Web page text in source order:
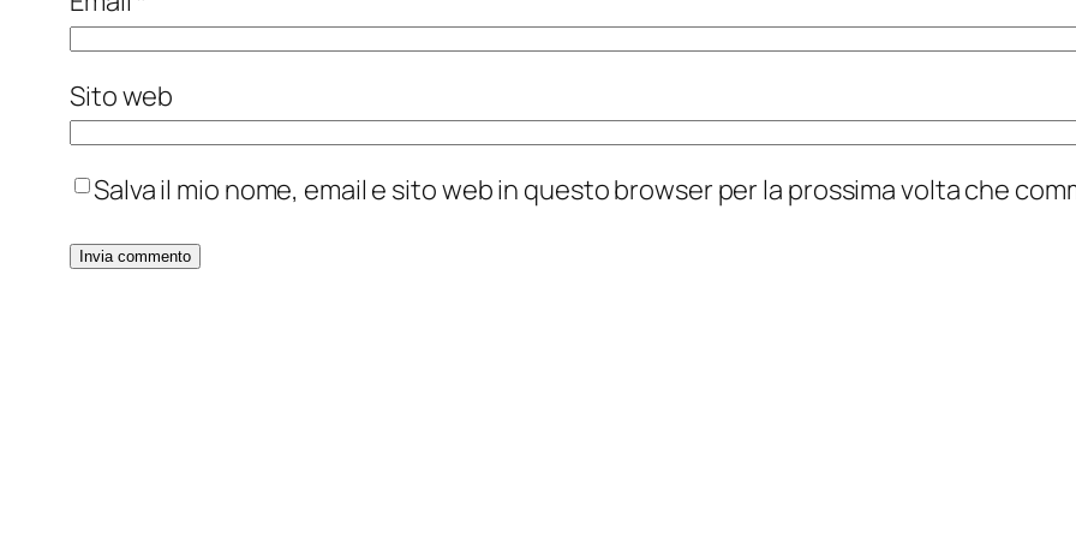
Sito web
Salva il mio nome, email e sito web in questo browser per la prossima volta che